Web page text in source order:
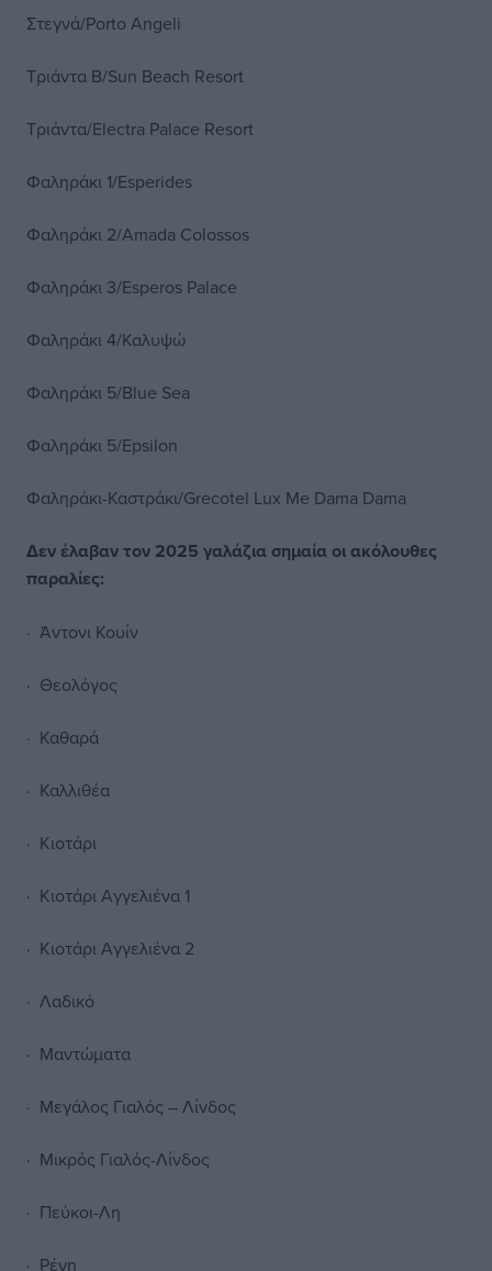
Στεγνά/Porto Angeli
Τριάντα Β/Sun Beach Resort
Τριάντα/Electra Palace Resort
Φαληράκι 1/Esperides
Φαληράκι 2/Amada Colossos
Φαληράκι 3/Esperos Palace
Φαληράκι 4/Καλυψώ
Φαληράκι 5/Blue Sea
Φαληράκι 5/Epsilon
Φαληράκι-Καστράκι/Grecotel Lux Me Dama Dama
Δεν έλαβαν τον 2025 γαλάζια σημαία οι ακόλουθες
παραλίες:
· Άντονι Κουίν
· Θεολόγος
· Καθαρά
· Καλλιθέα
· Κιοτάρι
· Κιοτάρι Αγγελιένα 1
· Κιοτάρι Αγγελιένα 2
· Λαδικό
· Μαντώματα
· Μεγάλος Γιαλός – Λίνδος
· Μικρός Γιαλός-Λίνδος
· Πεύκοι-Λη
· Ρένη